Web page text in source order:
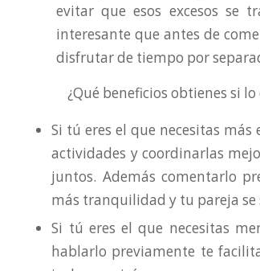
evitar que esos excesos se
interesante que antes de
disfrutar de tiempo por
¿Qué beneficios obtienes si
Si tú eres el que necesitas
actividades y coordinarlas
juntos. Además comentarlo
más tranquilidad y tu pareja
Si tú eres el que necesitas
hablarlo previamente te